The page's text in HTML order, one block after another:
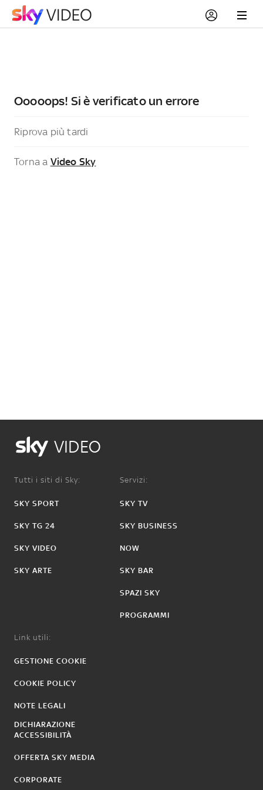
Ooooops! Si è verificato un errore
Riprova più tardi
Torna a Video Sky
VIDEO
Tutti i siti di Sky:
SKY SPORT
SKY TG 24
SKY VIDEO
SKY ARTE
Servizi:
SKY TV
SKY BUSINESS
NOW
SKY BAR
SPAZI SKY
PROGRAMMI
Link utili:
GESTIONE COOKIE
COOKIE POLICY
NOTE LEGALI
DICHIARAZIONE
ACCESSIBILITÀ
OFFERTA SKY MEDIA
CORPORATE